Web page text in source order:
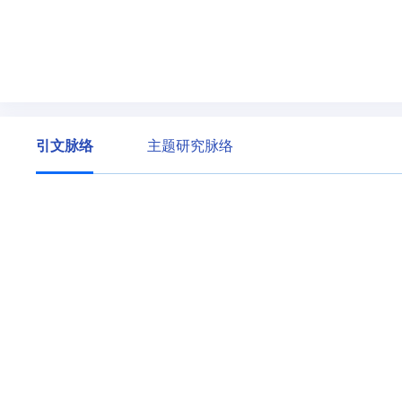
引文脉络 主题研究脉络